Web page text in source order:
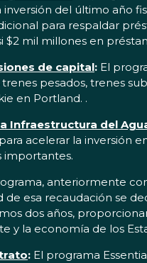
inversión del último año
para respaldar
mil millones en
de capital: El
pesados, trenes
en Portland. .
Infraestructura del
acelerar la inversión
importantes.
anteriormente
esa recaudación se
dos años,
y la economía de los
: El programa